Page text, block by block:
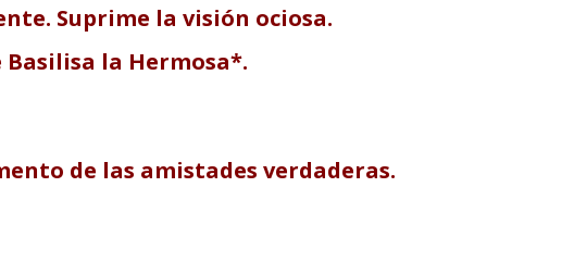
Suprime la visión ociosa.
Basilisa la Hermosa*.
de las amistades verdaderas.